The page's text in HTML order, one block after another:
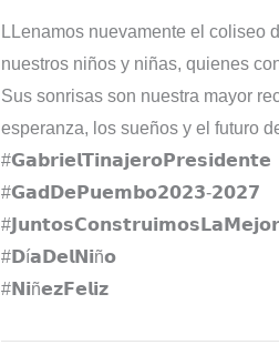
LLenamos nuevamente el coliseo
nuestros niños y niñas, quienes
Sus sonrisas son nuestra mayor
esperanza, los sueños y el futuro
#𝗚𝗮𝗯𝗿𝗶𝗲𝗹𝗧𝗶𝗻𝗮𝗷𝗲𝗿𝗼𝗣𝗿𝗲𝘀𝗶𝗱𝗲𝗻𝘁𝗲⁣⁣⁣⁣⁣
#𝗚𝗮𝗱𝗗𝗲𝗣𝘂𝗲𝗺𝗯𝗼𝟮𝟬𝟮𝟯-𝟮𝟬𝟮𝟳⁣⁣⁣⁣⁣
#𝗗í𝗮𝗗𝗲𝗹𝗡𝗶ñ𝗼
#𝗡𝗶ñ𝗲𝘇𝗙𝗲𝗹𝗶𝘇